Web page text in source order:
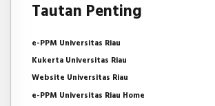
Tautan Penting
e-PPM Universitas Riau
Kukerta Universitas Riau
Website Universitas Riau
e-PPM Universitas Riau Home